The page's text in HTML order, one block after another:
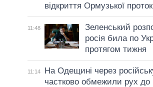
відкриття Ормузької
11:48
Зеленський
росія била по
протягом тижня
11:14
На Одещині через
частково обмежили рух